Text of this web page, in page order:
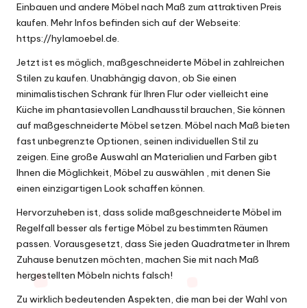
Einbauen und andere Möbel nach Maß zum attraktiven Preis
kaufen. Mehr Infos befinden sich auf der Webseite:
https://hylamoebel.de.
Jetzt ist es möglich, maßgeschneiderte Möbel in zahlreichen
Stilen zu kaufen. Unabhängig davon, ob Sie einen
minimalistischen Schrank für Ihren Flur oder vielleicht eine
Küche im phantasievollen Landhausstil brauchen, Sie können
auf maßgeschneiderte Möbel setzen. Möbel nach Maß bieten
fast unbegrenzte Optionen, seinen individuellen Stil zu
zeigen. Eine große Auswahl an Materialien und Farben gibt
Ihnen die Möglichkeit, Möbel zu auswählen , mit denen Sie
einen einzigartigen Look schaffen können.
Hervorzuheben ist, dass solide maßgeschneiderte Möbel im
Regelfall besser als fertige Möbel zu bestimmten Räumen
passen. Vorausgesetzt, dass Sie jeden Quadratmeter in Ihrem
Zuhause benutzen möchten, machen Sie mit nach Maß
hergestellten Möbeln nichts falsch!
Zu wirklich bedeutenden Aspekten, die man bei der Wahl von